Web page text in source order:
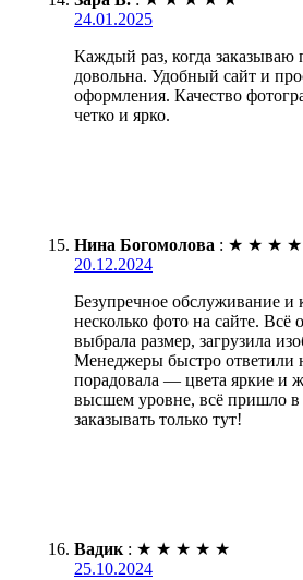
24.01.2025
Каждый раз, когда заказываю
довольна. Удобный сайт и
оформления. Качество
четко и ярко.
Нина Богомолова : ★ ★ ★ ★
20.12.2024
Безупречное обслуживание и
несколько фото на сайте. Всё
выбрала размер, загрузила
Менеджеры быстро ответили
порадовала — цвета яркие и
высшем уровне, всё пришло в
заказывать только тут!
Вадик : ★ ★ ★ ★ ★
25.10.2024